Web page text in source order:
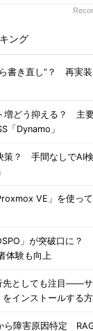
ング
書き直し”？ 再実
増どう抑える？ 主
「Dynamo」
策？ 手間なしでAI
VE」を使っ
」が突破口に？
体験も向上
先としても注目――
インストールする
ら障害原因特定